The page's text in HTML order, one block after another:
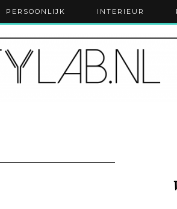
PERSOONLIJK INTERIEUR